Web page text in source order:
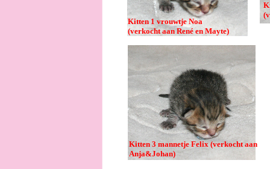
Kitten 1 vrouwtje Noa
(verkocht aan René en Mayte)
Kitten 3 mannetje Felix (verkocht aan
Anja&Johan)